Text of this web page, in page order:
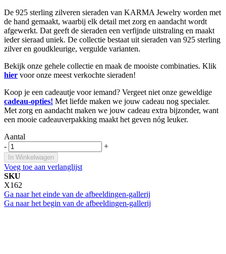
De 925 sterling zilveren sieraden van KARMA Jewelry worden met
de hand gemaakt, waarbij elk detail met zorg en aandacht wordt
afgewerkt. Dat geeft de sieraden een verfijnde uitstraling en maakt
ieder sieraad uniek. De collectie bestaat uit sieraden van 925 sterling
zilver en goudkleurige, vergulde varianten.
Bekijk onze gehele collectie en maak de mooiste combinaties. Klik
hier voor onze meest verkochte sieraden!
Koop je een cadeautje voor iemand? Vergeet niet onze geweldige
cadeau-opties! Met liefde maken we jouw cadeau nog specialer.
Met zorg en aandacht maken we jouw cadeau extra bijzonder, want
een mooie cadeauverpakking maakt het geven nóg leuker.
Aantal
-
+
In Winkelwagen
Voeg toe aan verlanglijst
SKU
X162
Ga naar het einde van de afbeeldingen-gallerij
Ga naar het begin van de afbeeldingen-gallerij